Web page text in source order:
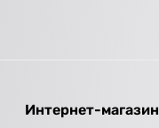
Интернет-магазин